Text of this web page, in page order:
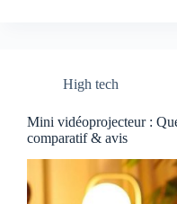
High tech
Mini vidéoprojecteur :
comparatif & avis